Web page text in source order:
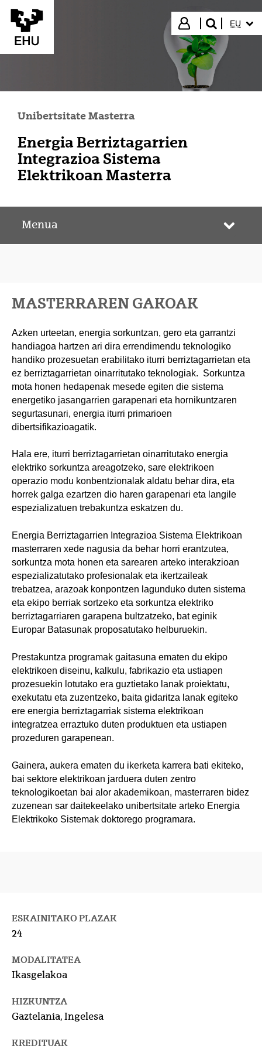
Eduki nagusira joan
Hasi saioa
bilatu"
EU
Unibertsitate Masterra
Energia Berriztagarrien
Integrazioa Sistema
Elektrikoan Masterra
Menua
MASTERRAREN GAKOAK
Azken urteetan, energia sorkuntzan, gero eta garrantzi
handiagoa hartzen ari dira errendimendu teknologiko
handiko prozesuetan erabilitako iturri berriztagarrietan eta
ez berriztagarrietan oinarritutako teknologiak. Sorkuntza
mota honen hedapenak mesede egiten die sistema
energetiko jasangarrien garapenari eta hornikuntzaren
segurtasunari, energia iturri primarioen
dibertsifikazioagatik.
Hala ere, iturri berriztagarrietan oinarritutako energia
elektriko sorkuntza areagotzeko, sare elektrikoen
operazio modu konbentzionalak aldatu behar dira, eta
horrek galga ezartzen dio haren garapenari eta langile
espezializatuen trebakuntza eskatzen du.
Energia Berriztagarrien Integrazioa Sistema Elektrikoan
masterraren xede nagusia da behar horri erantzutea,
sorkuntza mota honen eta sarearen arteko interakzioan
espezializatutako profesionalak eta ikertzaileak
trebatzea, arazoak konpontzen lagunduko duten sistema
eta ekipo berriak sortzeko eta sorkuntza elektriko
berriztagarriaren garapena bultzatzeko, bat eginik
Europar Batasunak proposatutako helburuekin.
Prestakuntza programak gaitasuna ematen du ekipo
elektrikoen diseinu, kalkulu, fabrikazio eta ustiapen
prozesuekin lotutako era guztietako lanak proiektatu,
exekutatu eta zuzentzeko, baita gidaritza lanak egiteko
ere energia berriztagarriak sistema elektrikoan
integratzea erraztuko duten produktuen eta ustiapen
prozeduren garapenean.
Gainera, aukera ematen du ikerketa karrera bati ekiteko,
bai sektore elektrikoan jarduera duten zentro
teknologikoetan bai alor akademikoan, masterraren bidez
zuzenean sar daitekeelako unibertsitate arteko Energia
Elektrikoko Sistemak doktorego programara.
ESKAINITAKO PLAZAK
24
MODALITATEA
Ikasgelakoa
HIZKUNTZA
Gaztelania, Ingelesa
KREDITUAK